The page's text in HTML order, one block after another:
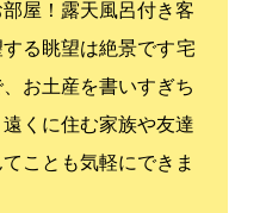
お部屋！露天風呂付き客
る眺望は絶景です 宅
お土産を書いすぎち
くに住む家族や友達
ことも気軽にできま